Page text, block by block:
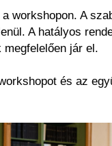
workshopon. A
A hatályos
jár el.
és az